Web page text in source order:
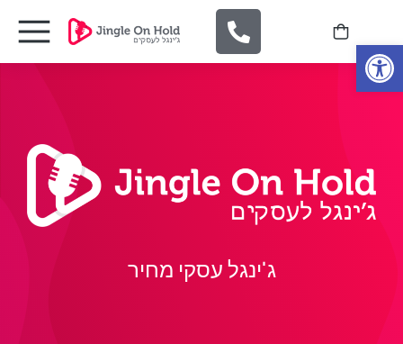
ג'ינגל עסקי מחיר